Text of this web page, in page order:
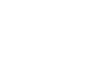
之选。